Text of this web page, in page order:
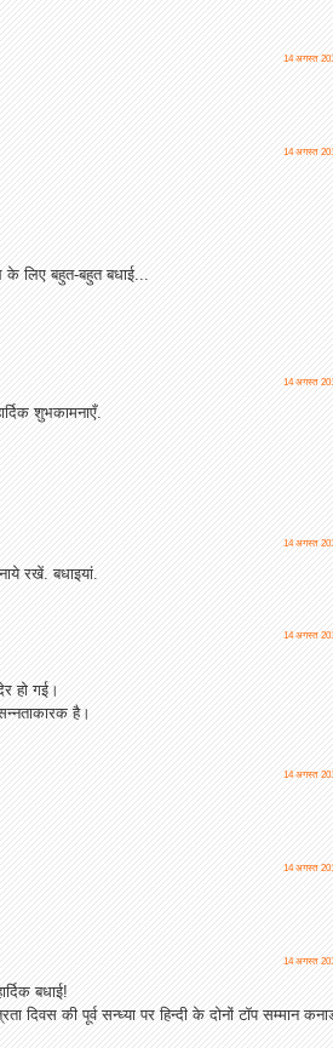
14 अगस्त
14 अगस्त
लिए बहुत-बहुत बधाई...
14 अगस्त
शुभकामनाएँ.
14 अगस्त
रखें. बधाइयां.
14 अगस्त
हो गई।
है।
14 अगस्त
14 अगस्त
14 अगस्त
बधाई!
दिवस की पूर्व सन्ध्या पर हिन्दी के दोनों टॉप सम्मान